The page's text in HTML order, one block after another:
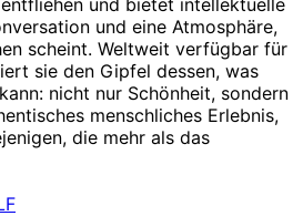
und eine Atmosphäre,
scheint. Weltweit verfügbar für
sie den Gipfel dessen, was
nicht nur Schönheit, sondern
menschliches Erlebnis,
die mehr als das